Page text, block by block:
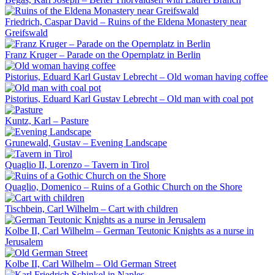
Friedrich, Caspar David – Ruins of the Eldena Monastery near
Greifswald
Franz Kruger – Parade on the Opernplatz in Berlin
Pistorius, Eduard Karl Gustav Lebrecht – Old woman having coffee
Pistorius, Eduard Karl Gustav Lebrecht – Old man with coal pot
Kuntz, Karl – Pasture
Grunewald, Gustav – Evening Landscape
Quaglio II, Lorenzo – Tavern in Tirol
Quaglio, Domenico – Ruins of a Gothic Church on the Shore
Tischbein, Carl Wilhelm – Cart with children
Kolbe II, Carl Wilhelm – German Teutonic Knights as a nurse in
Jerusalem
Kolbe II, Carl Wilhelm – Old German Street